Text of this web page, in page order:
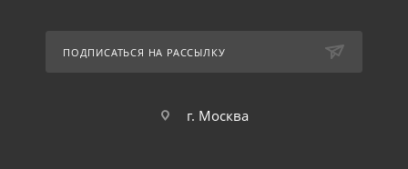
ПОДПИСАТЬСЯ НА РАССЫЛКУ
г. Москва